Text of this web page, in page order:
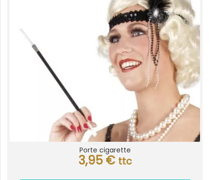
Porte cigarette
3,95 € ttc